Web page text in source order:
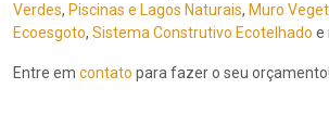
Verdes, Piscinas e Lagos Naturais, Muro
Ecoesgoto, Sistema Construtivo Ecotelhado e
Entre em contato para fazer o seu orçamento!